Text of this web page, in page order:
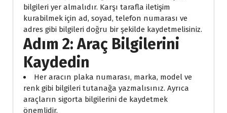
bilgileri yer almalıdır. Karşı tarafla iletişim
kurabilmek için ad, soyad, telefon numarası ve
adres gibi bilgileri doğru bir şekilde kaydetmelisiniz.
Adım 2: Araç Bilgilerini
Kaydedin
Her aracın plaka numarası, marka, model ve
renk gibi bilgileri tutanağa yazmalısınız. Ayrıca
araçların sigorta bilgilerini de kaydetmek
önemlidir.